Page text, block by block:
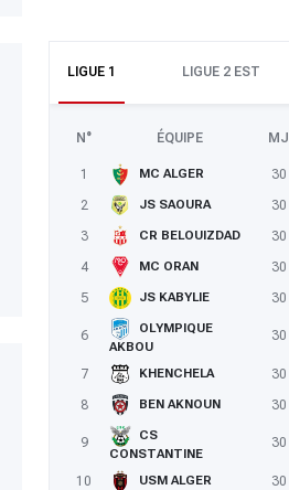
LIGUE 1 LIGUE 2 EST
N° ÉQUIPE MJ
1 MC ALGER 30
2
JS SAOURA 30
3
CR BELOUIZDAD 30
4
MC ORAN 30
5
JS KABYLIE 30
6
OLYMPIQUE
AKBOU
30
7 KHENCHELA 30
8
BEN AKNOUN 30
9
CS
CONSTANTINE
30
10 USM ALGER 30